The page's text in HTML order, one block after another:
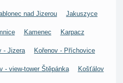
nad Jizerou Jakuszyce
Kamenec Karpacz
- Jizera Kořenov - Příchovice
- view-tower Štěpánka Košťálov